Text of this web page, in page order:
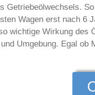
Getriebeölwechsels.
Wagen erst nach
wichtige Wirkung
Umgebung. Egal